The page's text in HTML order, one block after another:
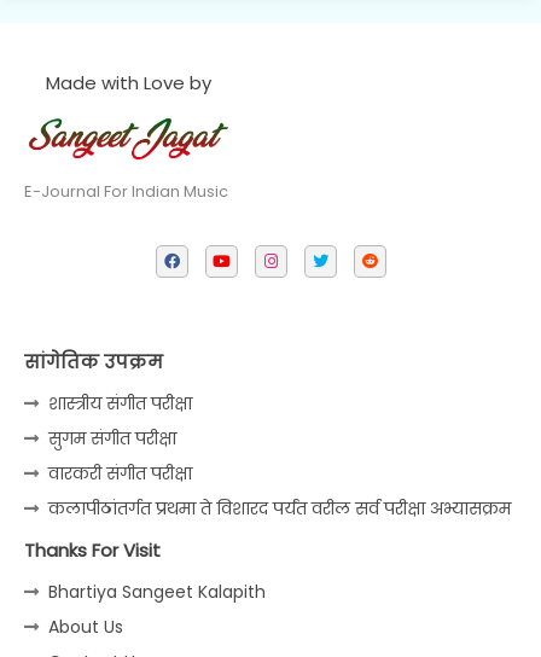
Made with Love by
E-Journal For Indian Music
सांगेतिक उपक्रम
शास्त्रीय संगीत परीक्षा
सुगम संगीत परीक्षा
वारकरी संगीत परीक्षा
कलापीठांतर्गत प्रथमा ते विशारद पर्यंत वरील सर्व परीक्षा अभ्यासक्रम
Thanks For Visit
Bhartiya Sangeet Kalapith
About Us